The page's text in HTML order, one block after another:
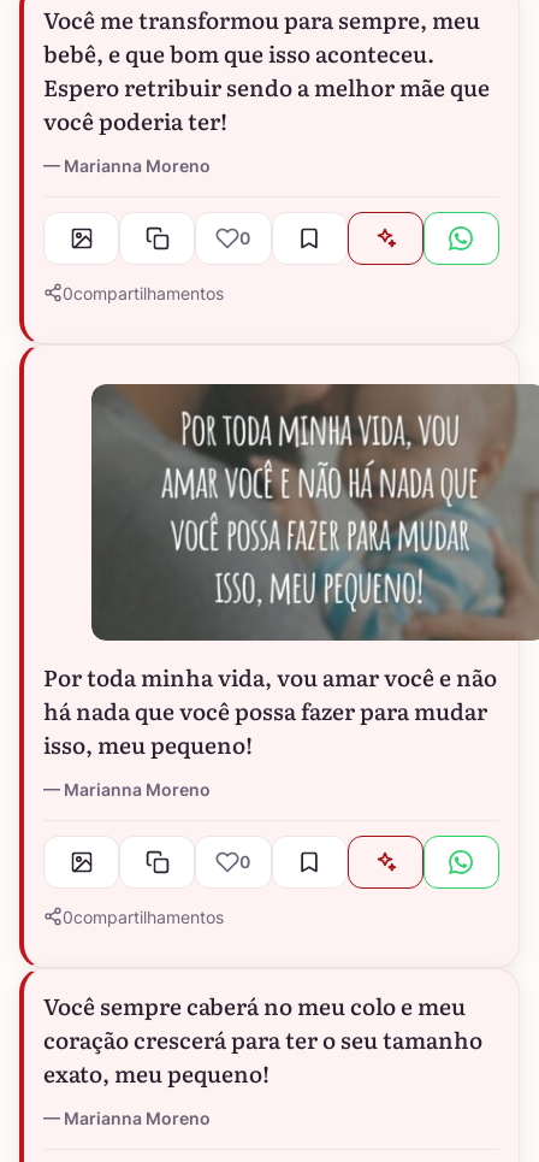
Você me transformou para sempre, meu
bebê, e que bom que isso aconteceu.
Espero retribuir sendo a melhor mãe que
você poderia ter!
Marianna Moreno
0
0compartilhamentos
Por toda minha vida, vou amar você e não
há nada que você possa fazer para mudar
isso, meu pequeno!
Marianna Moreno
0
0compartilhamentos
Você sempre caberá no meu colo e meu
coração crescerá para ter o seu tamanho
exato, meu pequeno!
Marianna Moreno